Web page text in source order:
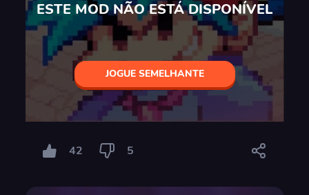
ESTE MOD NÃO ESTÁ DISPONÍVEL
JOGUE SEMELHANTE
42 5